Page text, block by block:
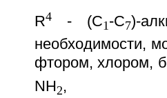
R4- (С1-С7)-
необходимости,
фтором, хлором,
NH2,